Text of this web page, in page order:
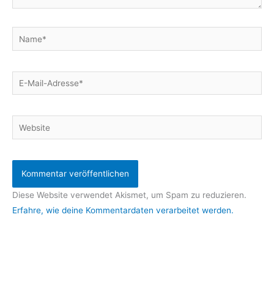
Name*
E-
Mail-
Website
Diese Website verwendet Akismet, um Spam zu reduzieren.
Erfahre, wie deine Kommentardaten verarbeitet werden.